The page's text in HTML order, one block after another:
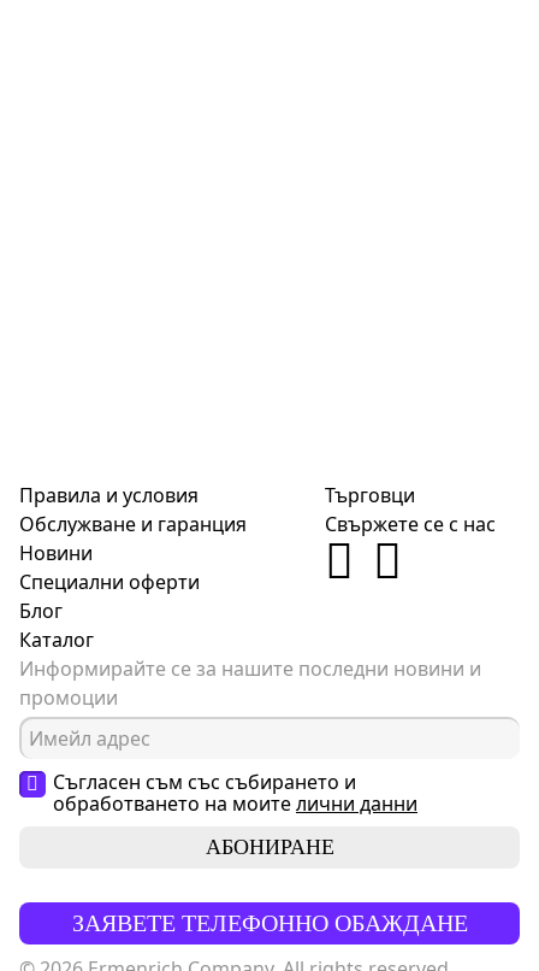
Правила и условия
Обслужване и гаранция
Новини
Специални оферти
Блог
Каталог
Търговци
Свържете се с нас
Информирайте се за нашите последни новини и
промоции
Съгласен съм със събирането и
обработването на моителични данни
АБОНИРАНЕ
ЗАЯВЕТЕ ТЕЛЕФОННО ОБАЖДАНЕ